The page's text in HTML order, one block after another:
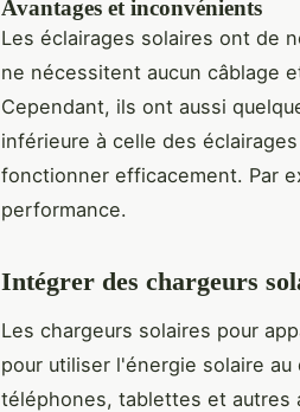
Avantages et inconvénients
Les éclairages solaires ont de
ne nécessitent aucun câblage
Cependant, ils ont aussi
inférieure à celle des
fonctionner efficacement. Par
performance.
Intégrer des chargeurs
Les chargeurs solaires pour
pour utiliser l'énergie solaire
téléphones, tablettes et autres